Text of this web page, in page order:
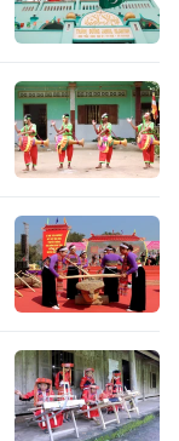
tháp.
thống
đánh
mắt bắt